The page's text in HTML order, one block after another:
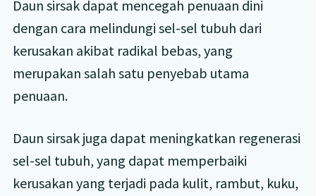
Daun sirsak dapat mencegah penuaan dini
dengan cara melindungi sel-sel tubuh dari
kerusakan akibat radikal bebas, yang
merupakan salah satu penyebab utama
penuaan.
Daun sirsak juga dapat meningkatkan regenerasi
sel-sel tubuh, yang dapat memperbaiki
kerusakan yang terjadi pada kulit, rambut, kuku,